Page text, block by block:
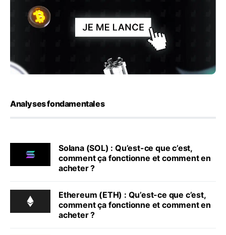
Analyses fondamentales
Solana (SOL) : Qu’est-ce que c’est,
comment ça fonctionne et comment en
acheter ?
Ethereum (ETH) : Qu’est-ce que c’est,
comment ça fonctionne et comment en
acheter ?